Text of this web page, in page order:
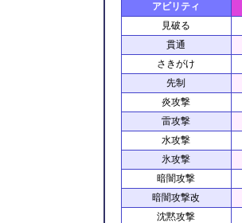
アビリティ
見破る
貫通
さきがけ
先制
炎攻撃
雷攻撃
水攻撃
氷攻撃
暗闇攻撃
暗闇攻撃改
沈黙攻撃